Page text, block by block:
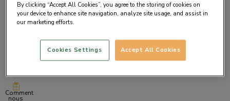
d’achat
Comment
nous
By clicking “Accept All Cookies”, you agree to the storing of cookies on
your device to enhance site navigation, analyze site usage, and assist in
our marketing efforts.
Accept All Cookies
Cookies Settings